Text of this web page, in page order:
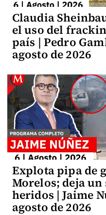
Claudia
el uso del
país | Pedro
agosto de 2026
Explota pipa de
Morelos; deja un
heridos | Jaime
agosto de 2026